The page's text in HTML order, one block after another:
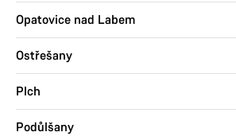
Opatovice nad Labem
Ostřešany
Plch
Podůlšany